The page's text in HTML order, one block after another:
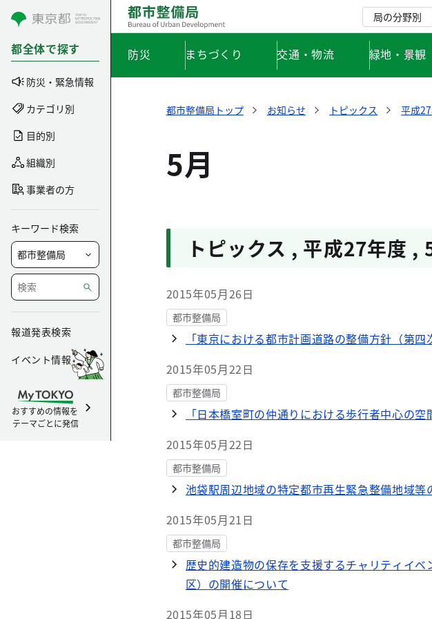
コンテンツにスキップ
都全体で探す
防災・緊急情報
カテゴリ別
目的別
組織別
事業者の方
キーワード検索
報道発表検索
イベント情報
おすすめの情報を
テーマごとに発信
局の分野別
防災 まちづくり 交通・物流 緑地・景観
都市整備局トップ お知らせ トピックス 平成
5月
トピックス , 平成27年度 ,
2015年05月26日
都市整備局
「東京における都市計画道路の整備方針（第
2015年05月22日
都市整備局
「日本橋室町の仲通りにおける歩行者中心の空
2015年05月22日
都市整備局
池袋駅周辺地域の特定都市再生緊急整備地域等
2015年05月21日
都市整備局
歴史的建造物の保存を支援するチャリティイ
区）の開催について
2015年05月18日